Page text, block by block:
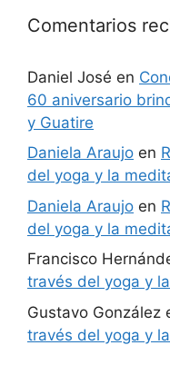
Comentarios
Daniel José en
60 aniversario
y Guatire
Daniela Araujo en
del yoga y la
Daniela Araujo en
del yoga y la
Francisco
través del yoga y
Gustavo González
través del yoga y